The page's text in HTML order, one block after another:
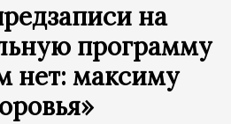
на
программу
нет: максиму